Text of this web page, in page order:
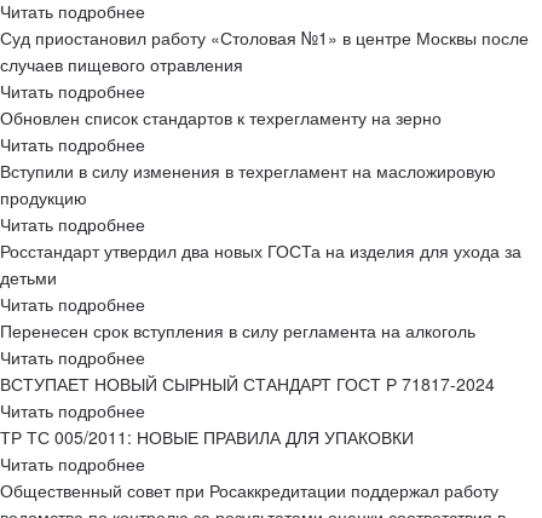
Читать подробнее
Суд приостановил работу «Столовая №1» в центре Москвы после
случаев пищевого отравления
Читать подробнее
Обновлен список стандартов к техрегламенту на зерно
Читать подробнее
Вступили в силу изменения в техрегламент на масложировую
продукцию
Читать подробнее
Росстандарт утвердил два новых ГОСТа на изделия для ухода за
детьми
Читать подробнее
Перенесен срок вступления в силу регламента на алкоголь
Читать подробнее
ВСТУПАЕТ НОВЫЙ СЫРНЫЙ СТАНДАРТ ГОСТ Р 71817-2024
Читать подробнее
ТР ТС 005/2011: НОВЫЕ ПРАВИЛА ДЛЯ УПАКОВКИ
Читать подробнее
Общественный совет при Росаккредитации поддержал работу